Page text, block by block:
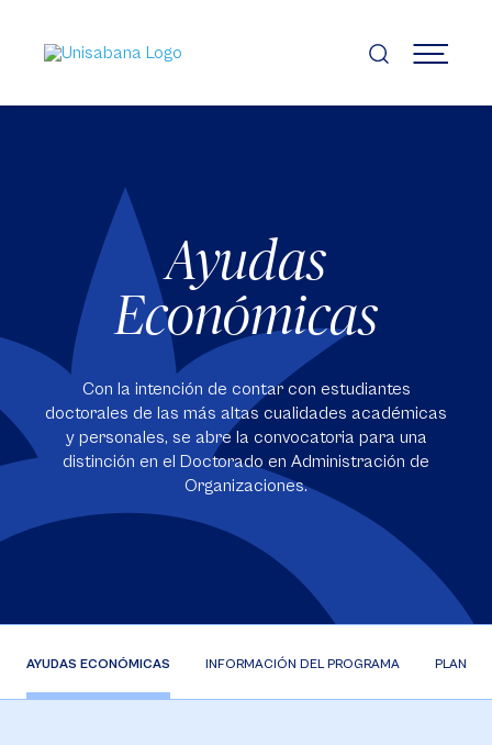
contenido
principal
MENÚ
Ayudas
Económicas
Con la intención de contar con estudiantes
doctorales de las más altas cualidades académicas
y personales, se abre la convocatoria para una
distinción en el Doctorado en Administración de
Organizaciones.
AYUDAS ECONÓMICAS INFORMACIÓN DEL PROGRAMA PLAN DE